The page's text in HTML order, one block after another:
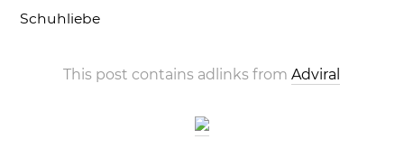
Schuhliebe
This post contains adlinks fromAdviral